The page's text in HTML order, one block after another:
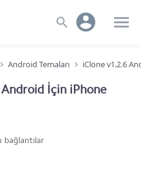
Android Temaları iClone v1.2.6
Android İçin iPhone
bağlantılar